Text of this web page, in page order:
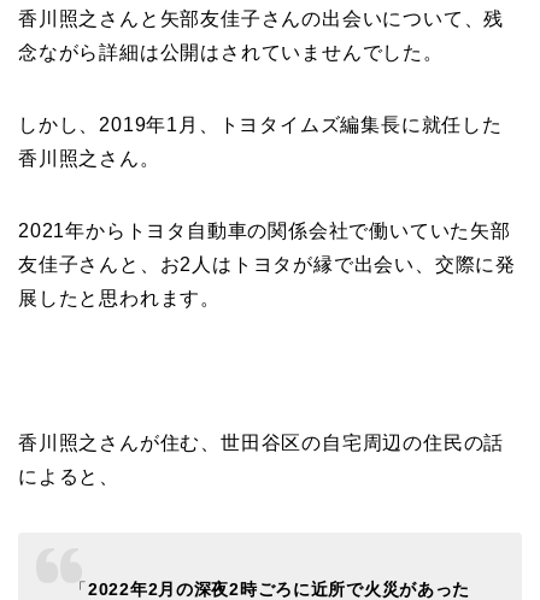
の結婚馴れ初めはバラエ
香川照之さんと矢部友佳子さんの出会いについて、残
念ながら詳細は公開はされていませんでした。
しかし、2019年1月、トヨタイムズ編集長に就任した
香川照之さん。
2021年からトヨタ自動車の関係会社で働いていた矢部
友佳子さんと、お2人はトヨタが縁で出会い、交際に発
展したと思われます。
香川照之さんが住む、世田谷区の自宅周辺の住民の話
によると、
「2022年2月の深夜2時ごろに近所で火災があった